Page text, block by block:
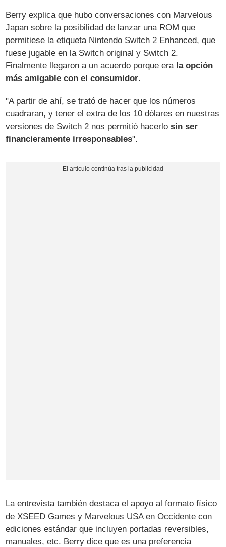
Berry explica que hubo conversaciones con Marvelous
Japan sobre la posibilidad de lanzar una ROM que
permitiese la etiqueta Nintendo Switch 2 Enhanced, que
fuese jugable en la Switch original y Switch 2.
Finalmente llegaron a un acuerdo porque era la opción
más amigable con el consumidor.
"A partir de ahí, se trató de hacer que los números
cuadraran, y tener el extra de los 10 dólares en nuestras
versiones de Switch 2 nos permitió hacerlosin ser
financieramente irresponsables".
La entrevista también destaca el apoyo al formato físico
de XSEED Games y Marvelous USA en Occidente con
ediciones estándar que incluyen portadas reversibles,
manuales, etc. Berry dice que es una preferencia